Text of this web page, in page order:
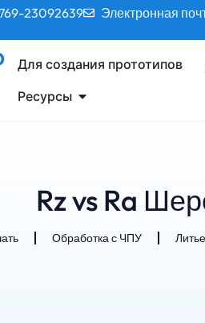
23092639 Электронная
Для создания прототипов
Ресурсы
Rz vs Ra
Обработка с ЧПУ